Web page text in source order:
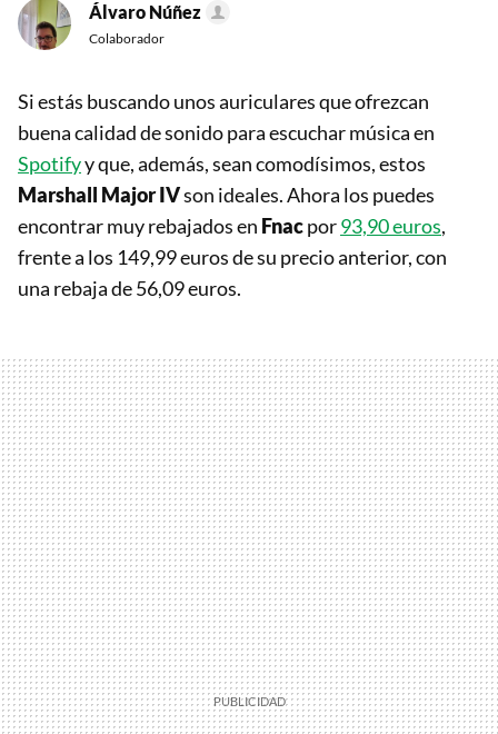
Álvaro Núñez
Colaborador
Si estás buscando unos auriculares que ofrezcan
buena calidad de sonido para escuchar música en
Spotifyy que, además, sean comodísimos, estos
Marshall Major IVson ideales. Ahora los puedes
encontrar muy rebajados en Fnacpor93,90 euros,
frente a los 149,99 euros de su precio anterior, con
una rebaja de 56,09 euros.